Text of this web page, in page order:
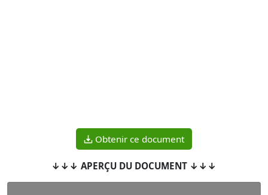
Obtenir ce document
↓↓↓ APERÇU DU DOCUMENT ↓↓↓